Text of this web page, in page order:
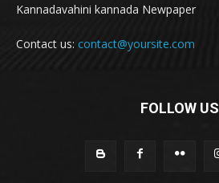
Kannadavahini kannada Newpaper
Contact us: contact@yoursite.com
FOLLOW US